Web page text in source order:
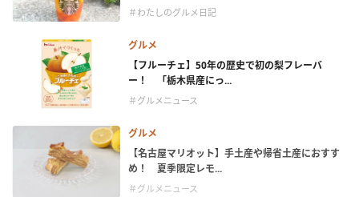
＃わたしのグルメ日記
グルメ
【フルーチェ】50年の歴史で初の梨フレーバ
ー！ 「栃木県産にっ...
＃グルメニュース
グルメ
【名古屋マリオット】手土産や帰省土産におすす
め！ 夏季限定レモ...
＃グルメニュース